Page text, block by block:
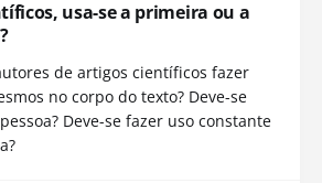
usa-se a primeira ou a
de artigos científicos fazer
no corpo do texto? Deve-se
Deve-se fazer uso constante